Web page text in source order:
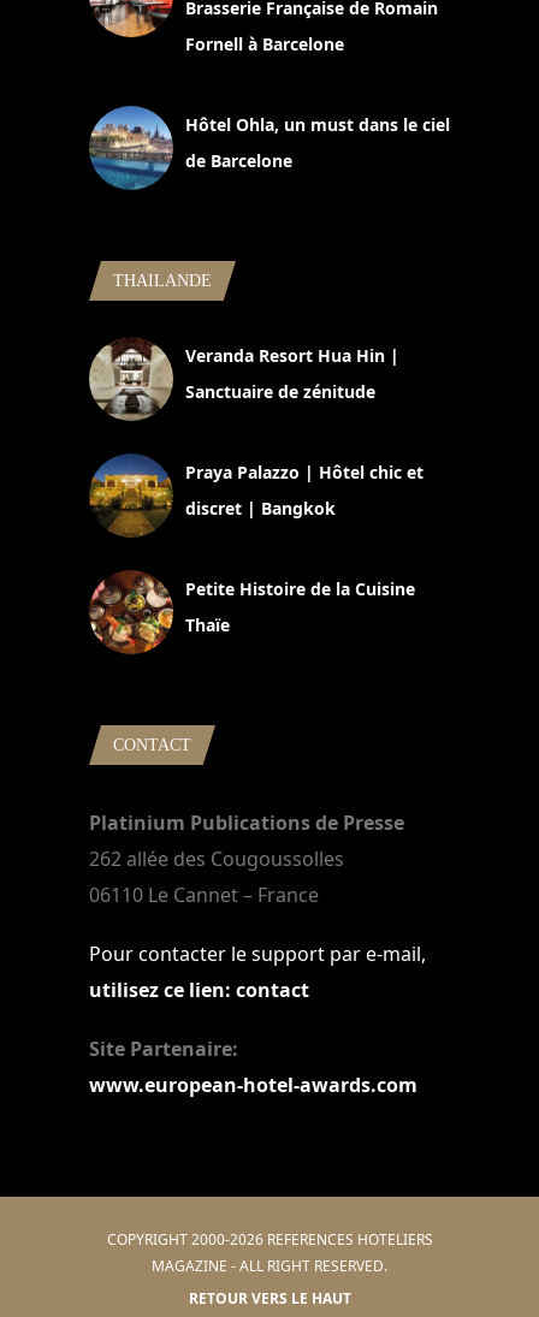
Brasserie Française de Romain
Fornell à Barcelone
Hôtel Ohla, un must dans le ciel
de Barcelone
THAILANDE
Veranda Resort Hua Hin |
Sanctuaire de zénitude
Praya Palazzo | Hôtel chic et
discret | Bangkok
Petite Histoire de la Cuisine
Thaïe
CONTACT
Platinium Publications de Presse
262 allée des Cougoussolles
06110 Le Cannet – France
Pour contacter le support par e-mail,
utilisez ce lien: contact
Site Partenaire:
www.european-hotel-awards.com
COPYRIGHT 2000-2026 REFERENCES HOTELIERS
MAGAZINE - ALL RIGHT RESERVED.
RETOUR VERS LE HAUT